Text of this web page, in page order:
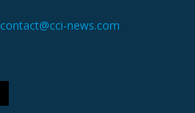
contact@cci-news.com